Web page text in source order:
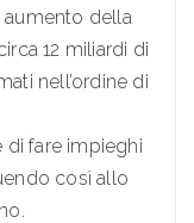
della
12 miliardi di
nell’ordine di
di fare impieghi
così allo